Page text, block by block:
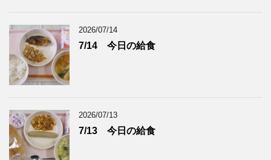
2026/07/14
7/14 今日の給食
2026/07/13
7/13 今日の給食